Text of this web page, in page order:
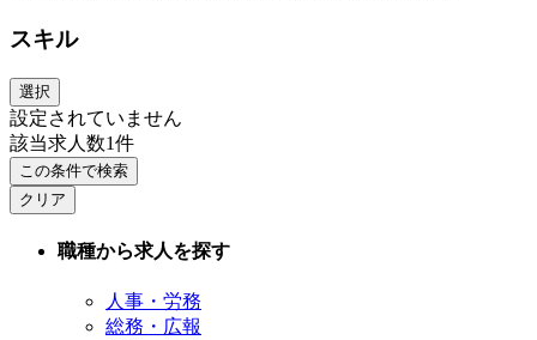
スキル
選択
設定されていません
該当求人数1件
この条件で検索
クリア
職種から求人を探す
人事・労務
総務・広報